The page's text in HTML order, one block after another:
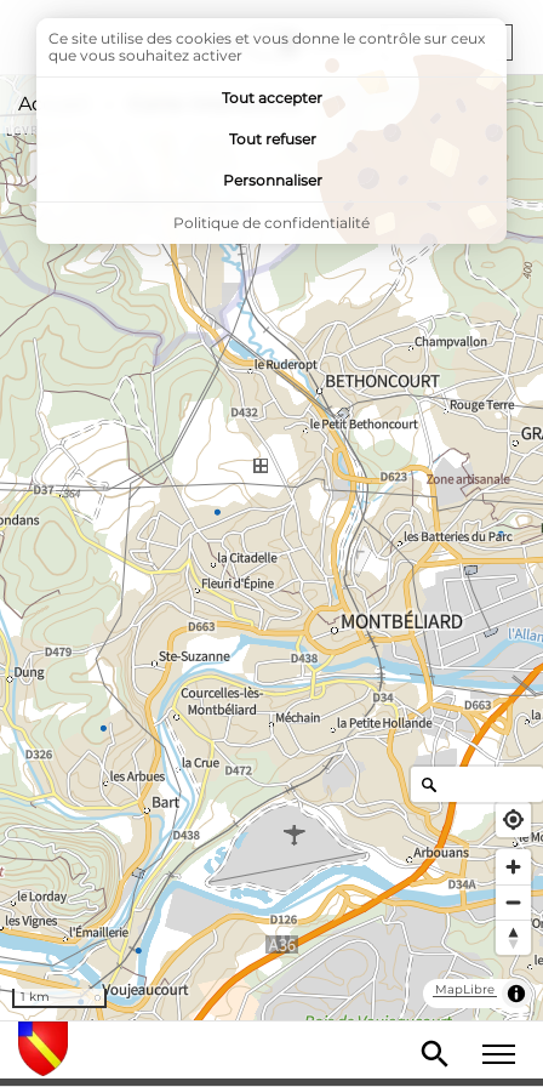
Accueil Page active :
Carte interactive
Carte interactive
Masquer la
Liste
Afficher la Carte
1 km MapLibre
Ce site utilise des cookies et vous donne le contrôle sur ceux
que vous souhaitez activer
Tout accepter
Tout refuser
Personnaliser
Politique de confidentialité